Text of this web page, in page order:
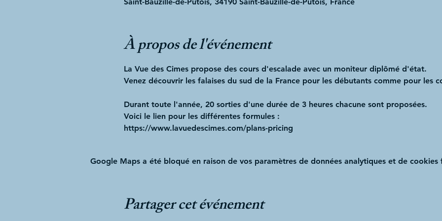
À propos de l'événement
La Vue des Cimes propose des cours d'escalade avec un moniteur diplômé d'état.
Venez découvrir les falaises du sud de la France pour les débutants comme pour les
Durant toute l'année, 20 sorties d'une durée de 3 heures chacune sont proposées.
Voici le lien pour les différentes formules :
https://www.lavuedescimes.com/plans-pricing
Google Maps a été bloqué en raison de vos paramètres de données analytiques et de cookies
Partager cet événement